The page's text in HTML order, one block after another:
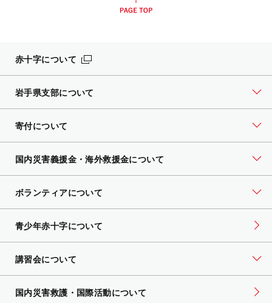
赤十字について
岩手県支部について
寄付について
国内災害義援金・海外救援金について
ボランティアについて
青少年赤十字について
講習会について
国内災害救護・国際活動について